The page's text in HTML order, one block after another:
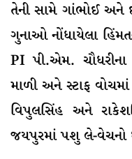
તેની સામે ગાંભોઈ અને
ગુનાઓ નોંધાયેલા
PI પી.એમ.
માળી અને સ્ટાફ વોચમાં
વિપુલસિંહ અને
જયપુરમાં પશુ લે-વેચનો